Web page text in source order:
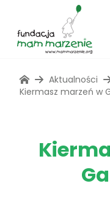
Aktualności
Kiermasz marzeń w